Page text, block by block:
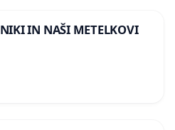
IN NAŠI METELKOVI